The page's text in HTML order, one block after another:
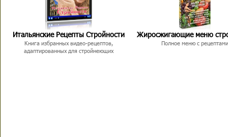
Итальянские Рецепты Стройности
Книга избранных видео-рецептов,
адаптированных для стройнеющих
Жиросжигающие меню
Полное меню с рецептами